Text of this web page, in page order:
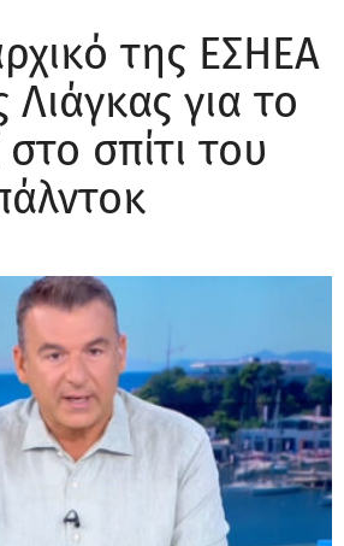
της ΕΣΗΕΑ
Λιάγκας για το
σπίτι του